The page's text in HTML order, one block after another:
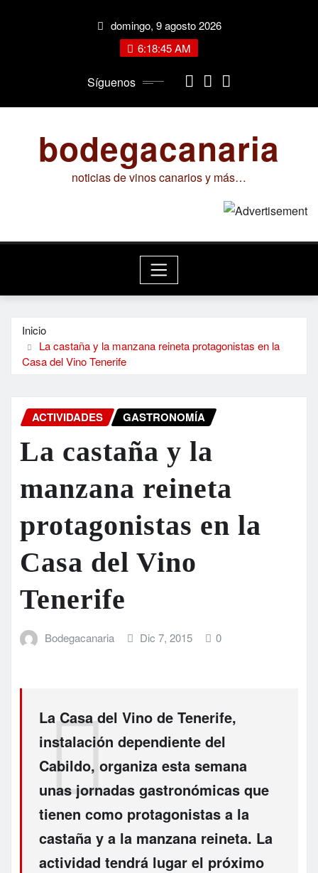
domingo, 9 agosto 2026
6:18:46 AM
Síguenos
bodegacanaria
noticias de vinos canarios y más…
Inicio
La castaña y la manzana reineta protagonistas en la
Casa del Vino Tenerife
ACTIVIDADES GASTRONOMÍA
La castaña y la
manzana reineta
protagonistas en la
Casa del Vino
Tenerife
Bodegacanaria Dic 7, 2015 0
La Casa del Vino de Tenerife,
instalación dependiente del
Cabildo, organiza esta semana
unas jornadas gastronómicas que
tienen como protagonistas a la
castaña y a la manzana reineta. La
actividad tendrá lugar el próximo